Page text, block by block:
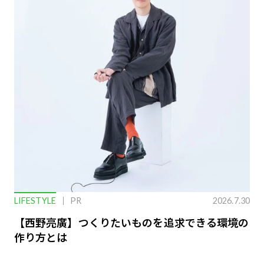
LIFESTYLE PR 2026.7.30
【西野亮廣】つくりたいものを追求できる環境の
作り方とは